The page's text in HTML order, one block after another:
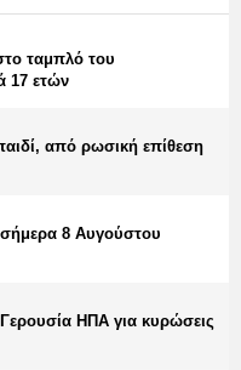
ταμπλό του
17 ετών
από ρωσική επίθεση
σήμερα 8 Αυγούστου
ΗΠΑ για κυρώσεις